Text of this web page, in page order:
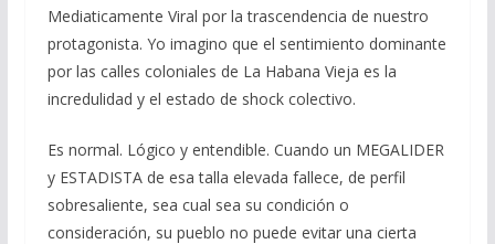
Mediaticamente Viral por la trascendencia de nuestro
protagonista. Yo imagino que el sentimiento dominante
por las calles coloniales de La Habana Vieja es la
incredulidad y el estado de shock colectivo.
Es normal. Lógico y entendible. Cuando un MEGALIDER
y ESTADISTA de esa talla elevada fallece, de perfil
sobresaliente, sea cual sea su condición o
consideración, su pueblo no puede evitar una cierta